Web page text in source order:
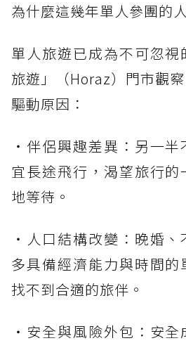
為什麼這幾年單人參團的
單人旅遊已成為不可忽
旅遊」（Horaz）門市觀
驅動原因：
・伴侶興趣差異：另一
宜長途飛行，渴望旅行
地等待。
・人口結構改變：晚婚
多具備經濟能力與時間
找不到合適的旅伴。
・安全與風險外包：安